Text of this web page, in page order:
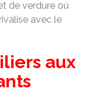
de verdure où
avec le
aux